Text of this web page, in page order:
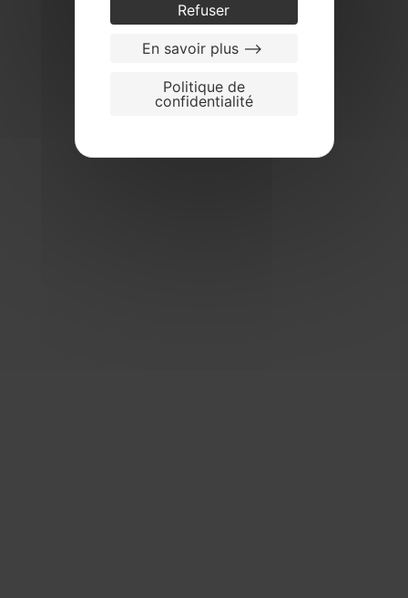
Refuser
En savoir plus -->
Politique de
confidentialité